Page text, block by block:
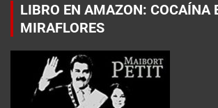
LIBRO EN AMAZON: COCAÍNA
MIRAFLORES